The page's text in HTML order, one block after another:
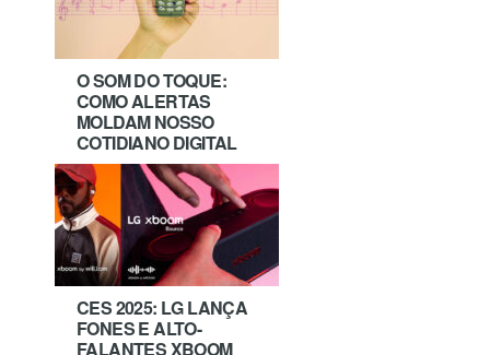
O SOM DO TOQUE:
COMO ALERTAS
MOLDAM NOSSO
COTIDIANO DIGITAL
CES 2025: LG LANÇA
FONES E ALTO-
FALANTES XBOOM